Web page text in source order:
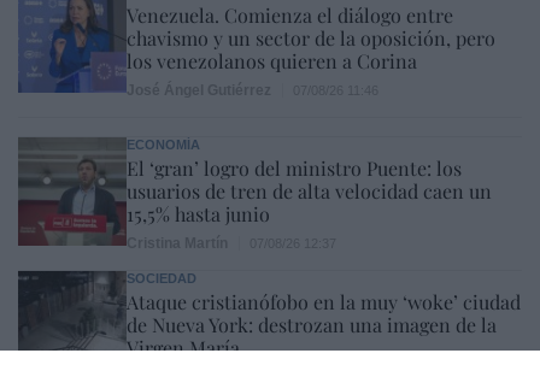
Venezuela. Comienza el diálogo entre
chavismo y un sector de la oposición, pero
los venezolanos quieren a Corina
ECONOMÍA
El ‘gran’ logro del ministro Puente: los
usuarios de tren de alta velocidad caen un
15,5% hasta junio
SOCIEDAD
Ataque cristianófobo en la muy ‘woke’ ciudad
de Nueva York: destrozan una imagen de la
Virgen María